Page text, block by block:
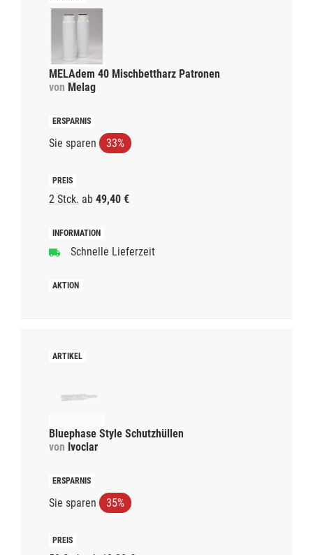
MELAdem 40 Mischbettharz Patronen
von Melag
Sie sparen 33%
2 Stck. ab 49,40 €
Schnelle Lieferzeit
Bluephase Style Schutzhüllen
von Ivoclar
Sie sparen 35%